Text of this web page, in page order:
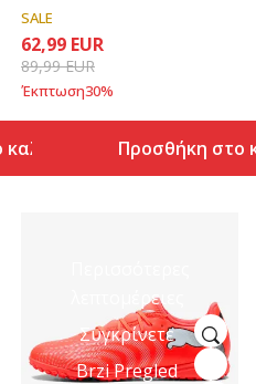
SALE
62,99 EUR
89,99EUR
Έκπτωση30%
Προσθήκη στο
λεπτομέρειες
Συγκρίνετε
Brzi Pregled